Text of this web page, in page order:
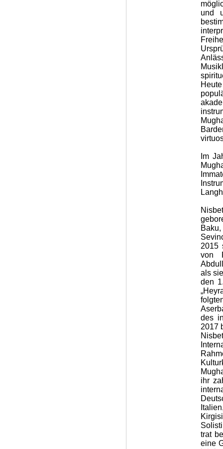
und
Im
2015
von
als
den
des
2017
ihr
trat
eine